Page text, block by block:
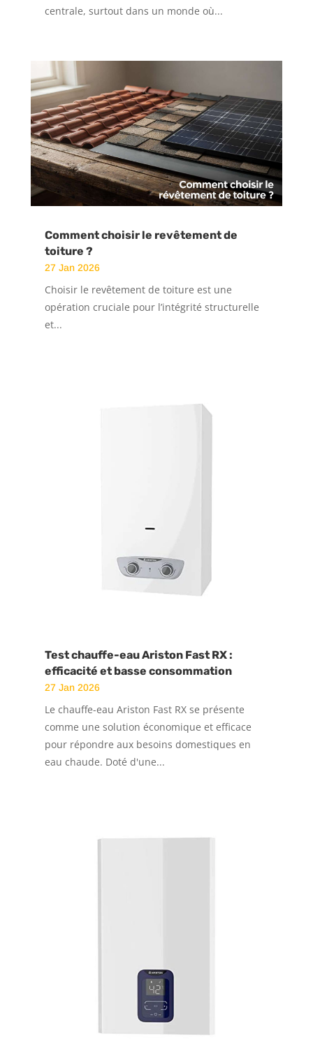
centrale, surtout dans un monde où...
Comment choisir le revêtement de
toiture ?
27 Jan 2026
Choisir le revêtement de toiture est une
opération cruciale pour l’intégrité structurelle
et...
Test chauffe-eau Ariston Fast RX :
efficacité et basse consommation
27 Jan 2026
Le chauffe-eau Ariston Fast RX se présente
comme une solution économique et efficace
pour répondre aux besoins domestiques en
eau chaude. Doté d'une...